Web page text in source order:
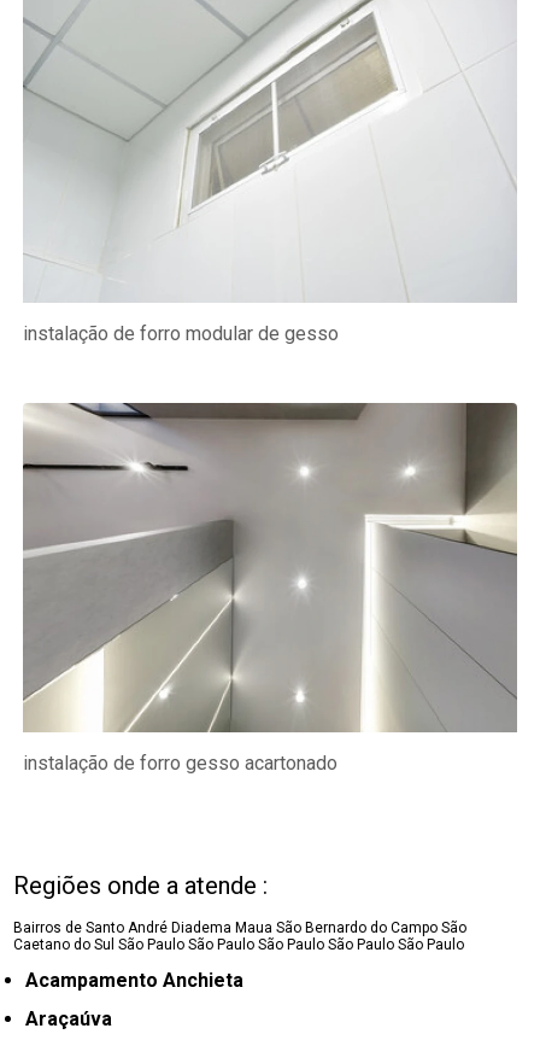
instalação de forro modular de gesso
instalação de forro gesso acartonado
Regiões onde a atende :
Bairros de Santo André Diadema Maua São Bernardo do Campo São
Caetano do SulSão Paulo São Paulo São Paulo São Paulo São Paulo
Acampamento Anchieta
Araçaúva